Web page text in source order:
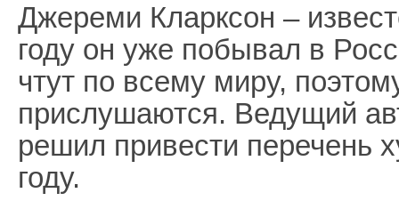
Джереми Кларксон –
году он уже побывал в
чтут по всему миру,
прислушаются. Ведущий
решил привести перечень
году.